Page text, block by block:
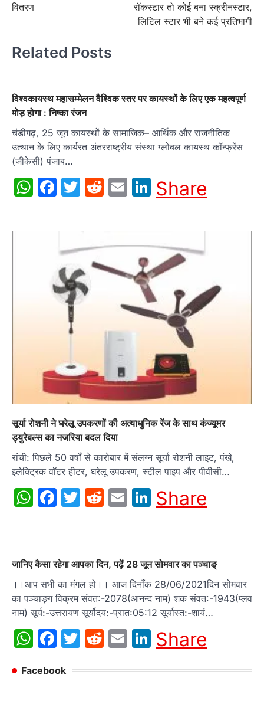
वितरण
रॉकस्टार तो कोई बना स्क्रीनस्टार,
लिटिल स्टार भी बने कई प्रतिभागी
Related Posts
विश्वकायस्थ महासम्मेलन वैश्विक स्तर पर कायस्थों के लिए एक महत्वपूर्ण
मोड़ होगा : निष्का रंजन
चंडीगढ़, 25 जून कायस्थों के सामाजिक– आर्थिक और राजनीतिक
उत्थान के लिए कार्यरत अंतरराष्ट्रीय संस्था ग्लोबल कायस्थ कॉन्फ्रेंस
(जीकेसी) पंजाब…
WhatsApp
Facebook
Twitter
Reddit
EmailLinkedIn
Share
सूर्या रोशनी ने घरेलू उपकरणों की अत्याधुनिक रेंज के साथ कंज्यूमर
ड्युरेबल्स का नजरिया बदल दिया
रांची: पिछले 50 वर्षों से कारोबार में संलग्न सूर्या रोशनी लाइट, पंखे,
इलेक्ट्रिक वॉटर हीटर, घरेलू उपकरण, स्टील पाइप और पीवीसी…
WhatsApp
Facebook
Twitter
Reddit
EmailLinkedIn
Share
जानिए कैसा रहेगा आपका दिन, पढ़ें 28 जून सोमवार का पञ्चाङ्
।।आप सभी का मंगल हो।। आज दिनाँक 28/06/2021दिन सोमवार
का पञ्चाङ्ग विक्रम संवत:-2078(आनन्द नाम) शक संवत:-1943(प्लव
नाम) सूर्य:-उत्तरायण सूर्योदय:-प्रातः05:12 सूर्यास्त:-शायं…
WhatsApp
Facebook
Twitter
Reddit
EmailLinkedIn
Share
Facebook